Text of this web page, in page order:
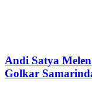
Andi Satya
Golkar